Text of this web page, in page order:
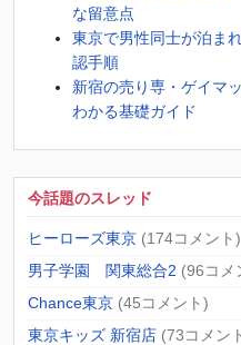
今話題のスレッド
ヒーローズ東京 (174コメント)
男子学園 関東総合2 (96コメ
Chance東京 (45コメント)
東京キッズ 新宿店 (73コメン
な留意点
東京で男性同士が泊ま
認手順
新宿の売り専・ゲイマ
わかる基礎ガイド